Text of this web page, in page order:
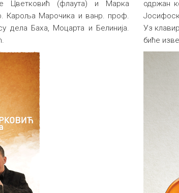
Цветковић (флаута) и Марка
Кароља Марочика и ванр. проф.
дела Баха, Моцарта и Белинија.
одржан
Уз
биће